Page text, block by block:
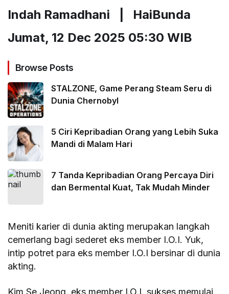
Indah Ramadhani | HaiBunda
Jumat, 12 Dec 2025 05:30 WIB
Browse Posts
STALZONE, Game Perang Steam Seru di
Dunia Chernobyl
5 Ciri Kepribadian Orang yang Lebih Suka
Mandi di Malam Hari
7 Tanda Kepribadian Orang Percaya Diri
dan Bermental Kuat, Tak Mudah Minder
Meniti karier di dunia akting merupakan langkah
cemerlang bagi sederet eks member I.O.I. Yuk,
intip potret para eks member I.O.I bersinar di dunia
akting.
Kim Se Jeong, eks member I.O.I, sukses memulai